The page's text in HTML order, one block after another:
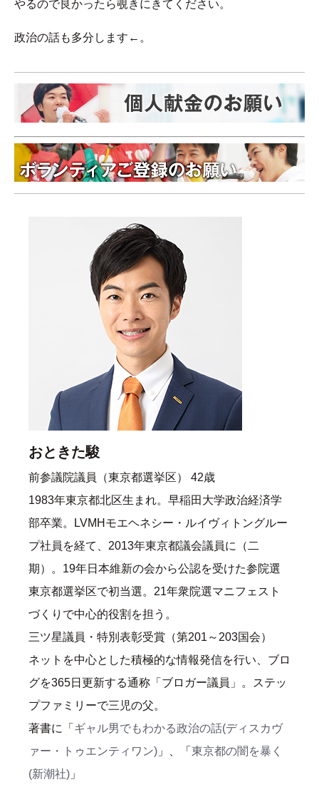
やるので良かったら覗きにきてください。
政治の話も多分します←。
おときた駿
前参議院議員（東京都選挙区） 42歳
1983年東京都北区生まれ。早稲田大学政治経済学
部卒業。LVMHモエヘネシー・ルイヴィトングルー
プ社員を経て、2013年東京都議会議員に（二
期）。19年日本維新の会から公認を受けた参院選
東京都選挙区で初当選。21年衆院選マニフェスト
づくりで中心的役割を担う。
三ツ星議員・特別表彰受賞（第201～203国会）
ネットを中心とした積極的な情報発信を行い、ブロ
グを365日更新する通称「ブロガー議員」。ステッ
プファミリーで三児の父。
著書に「 ギャル男でもわかる政治の話(ディスカヴ
ァー・トゥエンティワン) 」、「 東京都の闇を暴く
(新潮社) 」